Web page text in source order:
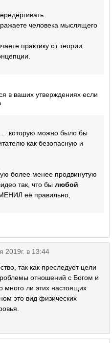
человека мыслящего
практику от теории.
в ваших утверждениях если
которую можно было бы
как безопасную и
более менее продвинутую
так, что бы любой
её правильно,
2019г. в 13:44
так как преследует цели
отношений с Богом и
много ли этих настоящих
это вид физических